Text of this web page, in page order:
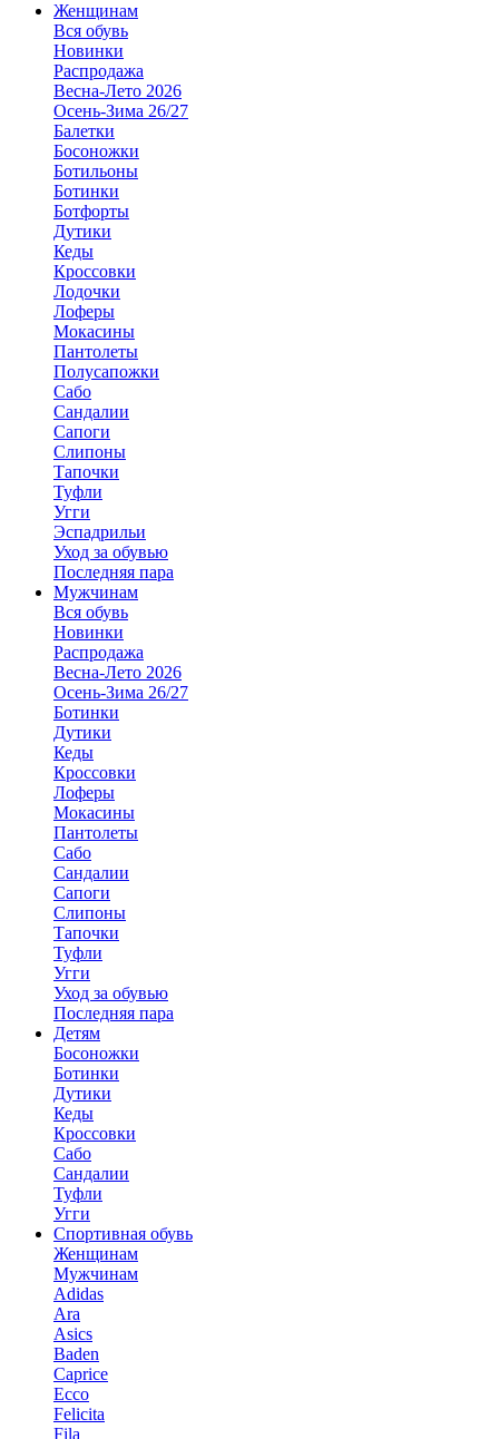
Женщинам
Вся обувь
Новинки
Распродажа
Весна-Лето 2026
Осень-Зима 26/27
Балетки
Босоножки
Ботильоны
Ботинки
Ботфорты
Дутики
Кеды
Кроссовки
Лодочки
Лоферы
Мокасины
Пантолеты
Полусапожки
Сабо
Сандалии
Сапоги
Слипоны
Тапочки
Туфли
Угги
Эспадрильи
Уход за обувью
Последняя пара
Мужчинам
Вся обувь
Новинки
Распродажа
Весна-Лето 2026
Осень-Зима 26/27
Ботинки
Дутики
Кеды
Кроссовки
Лоферы
Мокасины
Пантолеты
Сабо
Сандалии
Сапоги
Слипоны
Тапочки
Туфли
Угги
Уход за обувью
Последняя пара
Детям
Босоножки
Ботинки
Дутики
Кеды
Кроссовки
Сабо
Сандалии
Туфли
Угги
Спортивная обувь
Женщинам
Мужчинам
Adidas
Ara
Asics
Baden
Caprice
Ecco
Felicita
Fila